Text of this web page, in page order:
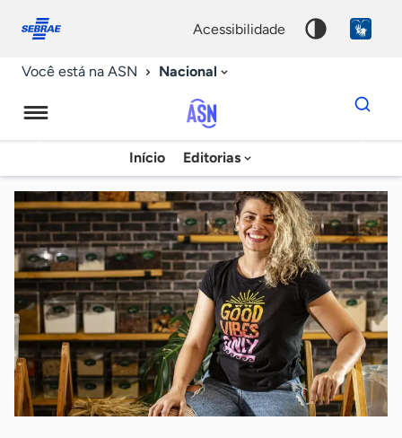
conosco
acessibilidade
Você está na ASN Nacional
Agência
Sebrae
de
Notícias
Início Editorias
Dados
para
chave